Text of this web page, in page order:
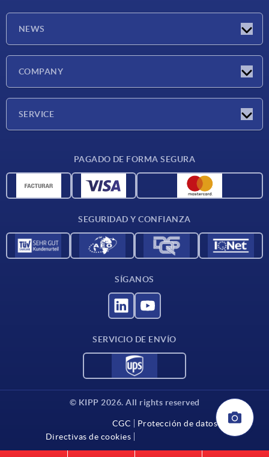
NEWS
COMPANY
SERVICE
Materiales
PAGADO DE FORMA SEGURA
SEGURIDAD Y CONFIANZA
SÍGANOS
SERVICIO DE ENVÍO
© KIPP 2026. All rights reserved
CGC
Protección de datos
Directivas de cookies